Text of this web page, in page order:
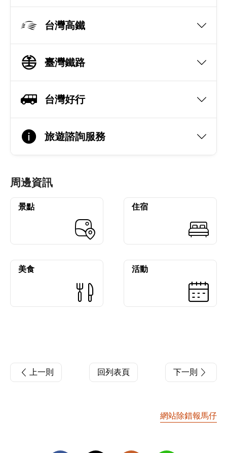
台灣高鐵
臺灣鐵路
台灣好行
旅遊諮詢服務
周邊資訊
景點 住宿
美食 活動
上一則 回列表頁 下一則
網站除錯報馬仔